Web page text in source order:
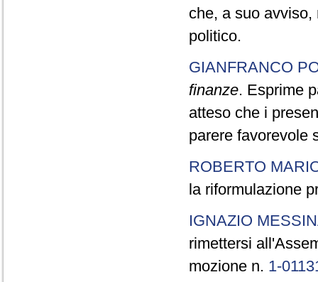
che, a suo
politico.
GIANFRANCO
finanze. Esprime
atteso che i
parere favorevole
ROBERTO
la riformulazione
IGNAZIO
rimettersi
mozione n. 1-